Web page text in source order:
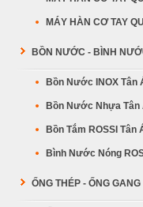
MÁY HÀN CƠ TAY
BỒN NƯỚC - BÌNH
Bồn Nước INOX Tân
Bồn Nước Nhựa Tân
Bồn Tắm ROSSI Tân
Bình Nước Nóng
ỐNG THÉP - ỐNG GANG